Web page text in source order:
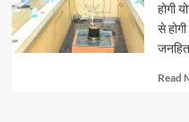
होगी
से
Read